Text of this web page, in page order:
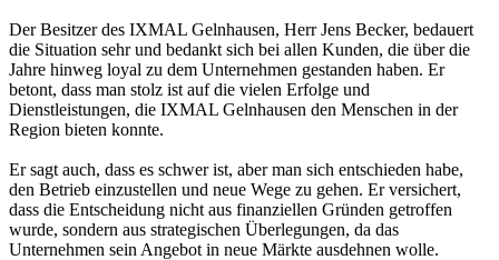
Der Besitzer des IXMAL Gelnhausen, Herr Jens Becker, bedauert
die Situation sehr und bedankt sich bei allen Kunden, die über die
Jahre hinweg loyal zu dem Unternehmen gestanden haben. Er
betont, dass man stolz ist auf die vielen Erfolge und
Dienstleistungen, die IXMAL Gelnhausen den Menschen in der
Region bieten konnte.
Er sagt auch, dass es schwer ist, aber man sich entschieden habe,
den Betrieb einzustellen und neue Wege zu gehen. Er versichert,
dass die Entscheidung nicht aus finanziellen Gründen getroffen
wurde, sondern aus strategischen Überlegungen, da das
Unternehmen sein Angebot in neue Märkte ausdehnen wolle.